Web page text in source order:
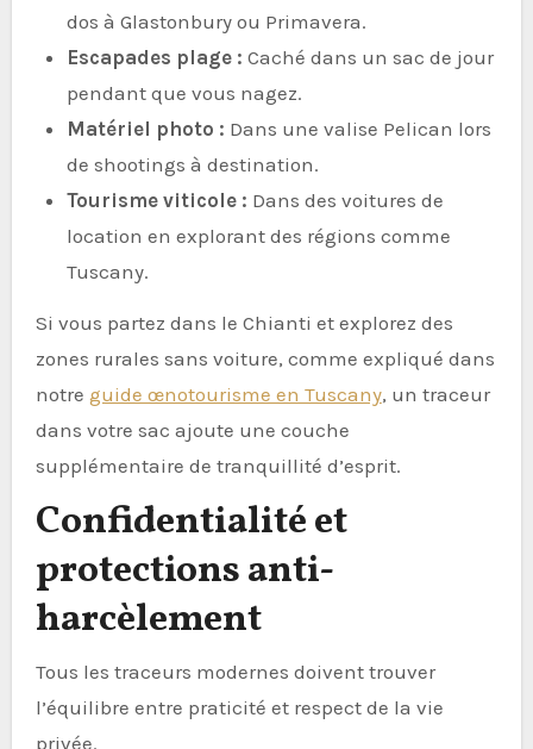
dos à Glastonbury ou Primavera.
Escapades plage : Caché dans un sac de jour
pendant que vous nagez.
Matériel photo : Dans une valise Pelican lors
de shootings à destination.
Tourisme viticole : Dans des voitures de
location en explorant des régions comme
Tuscany.
Si vous partez dans le Chianti et explorez des
zones rurales sans voiture, comme expliqué dans
notre guide œnotourisme en Tuscany, un traceur
dans votre sac ajoute une couche
supplémentaire de tranquillité d’esprit.
Confidentialité et
protections anti-
harcèlement
Tous les traceurs modernes doivent trouver
l’équilibre entre praticité et respect de la vie
privée.